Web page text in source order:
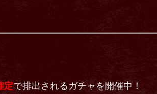
定で排出されるガチャを開催中！